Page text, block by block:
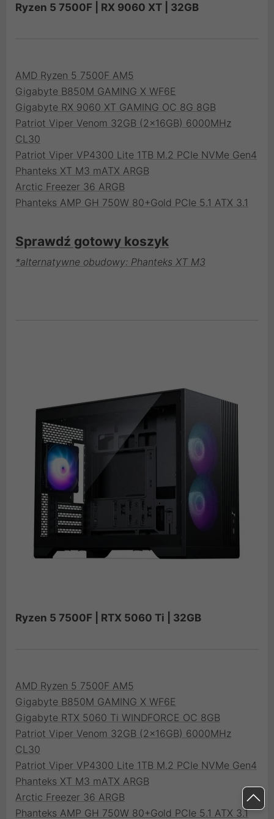
Ryzen 5 7500F | RX 9060 XT | 32GB
AMD Ryzen 5 7500F AM5
Gigabyte B850M GAMING X WF6E
Gigabyte RX 9060 XT GAMING OC 8G 8GB
Patriot Viper Venom 32GB (2x16GB) 6000MHz
CL30
Patriot Viper VP4300 Lite 1TB M.2 PCIe NVMe Gen4
Phanteks XT M3 mATX ARGB
Arctic Freezer 36 ARGB
Phanteks AMP GH 750W 80+Gold PCIe 5.1 ATX 3.1
Sprawdź gotowy koszyk
*alternatywne obudowy: Phanteks XT M3
Ryzen 5 7500F | RTX 5060 Ti | 32GB
AMD Ryzen 5 7500F AM5
Gigabyte B850M GAMING X WF6E
Gigabyte RTX 5060 Ti WINDFORCE OC 8GB
Patriot Viper Venom 32GB (2x16GB) 6000MHz
CL30
Patriot Viper VP4300 Lite 1TB M.2 PCIe NVMe Gen4
Phanteks XT M3 mATX ARGB
Arctic Freezer 36 ARGB
Phanteks AMP GH 750W 80+Gold PCIe 5.1 ATX 3.1